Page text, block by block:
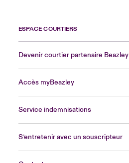
ESPACE COURTIERS
Devenir courtier partenaire Beazley
Accès myBeazley
Service indemnisations
S’entretenir avec un souscripteur